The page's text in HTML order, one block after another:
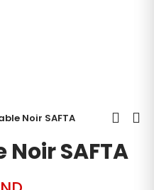
Noir SAFTA
SAFTA